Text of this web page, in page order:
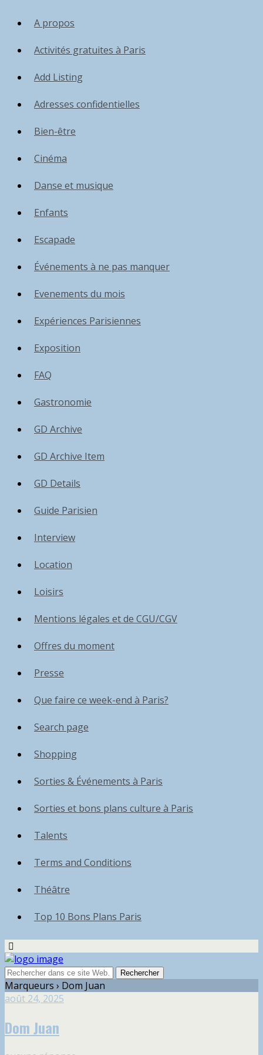
A propos
Activités gratuites à Paris
Add Listing
Adresses confidentielles
Bien-être
Cinéma
Danse et musique
Enfants
Escapade
Événements à ne pas manquer
Evenements du mois
Expériences Parisiennes
Exposition
FAQ
Gastronomie
GD Archive
GD Archive Item
GD Details
Guide Parisien
Interview
Location
Loisirs
Mentions légales et de CGU/CGV
Offres du moment
Presse
Que faire ce week-end à Paris?
Search page
Shopping
Sorties & Événements à Paris
Sorties et bons plans culture à Paris
Talents
Terms and Conditions
Théâtre
Top 10 Bons Plans Paris
Marqueurs › Dom Juan
août 24, 2025
Dom Juan